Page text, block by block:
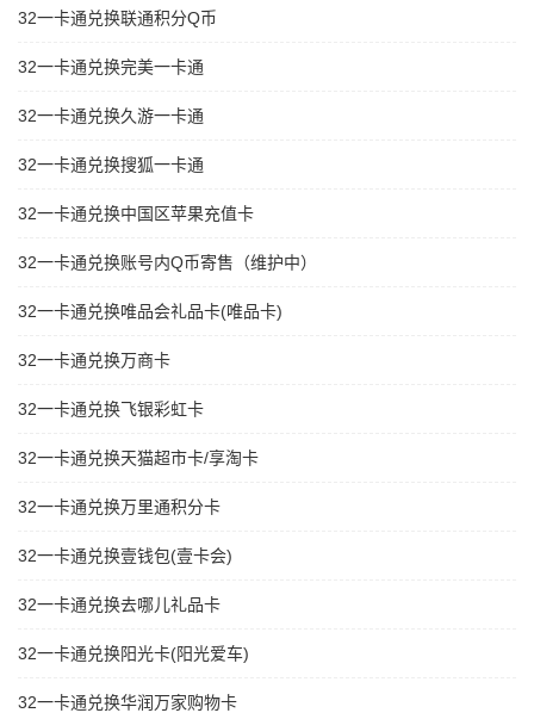
32一卡通兑换联通积分Q币
32一卡通兑换完美一卡通
32一卡通兑换久游一卡通
32一卡通兑换搜狐一卡通
32一卡通兑换中国区苹果充值卡
32一卡通兑换账号内Q币寄售（维护中）
32一卡通兑换唯品会礼品卡(唯品卡)
32一卡通兑换万商卡
32一卡通兑换飞银彩虹卡
32一卡通兑换天猫超市卡/享淘卡
32一卡通兑换万里通积分卡
32一卡通兑换壹钱包(壹卡会)
32一卡通兑换去哪儿礼品卡
32一卡通兑换阳光卡(阳光爱车)
32一卡通兑换华润万家购物卡